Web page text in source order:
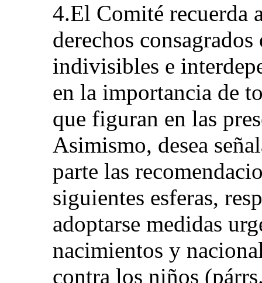
4.El Comité recuerda
derechos
indivisibles e
en la importancia de
que figuran en las
Asimismo, desea
parte las
siguientes esferas,
adoptarse medidas
nacimientos y
contra los niños